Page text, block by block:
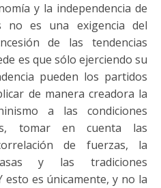
y la independencia de
no es una exigencia del
de las tendencias
es que sólo ejerciendo su
pueden los partidos
de manera creadora la
a las condiciones
tomar en cuenta las
de fuerzas, la
y las tradiciones
esto es únicamente, y no la